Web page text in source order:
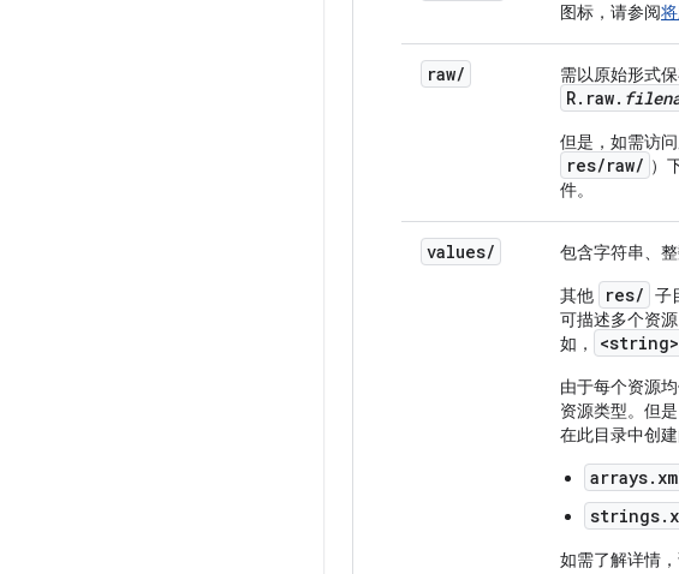
图标，请参阅
raw/ 需以原始形式
R.raw.
但是，如需访
res/raw/ ）
件。
values/
包含字符串、
其他
res/ 子
可描述多个资
如，
<string>
由于每个资源
资源类型。但
在此目录中创
如需了解详情